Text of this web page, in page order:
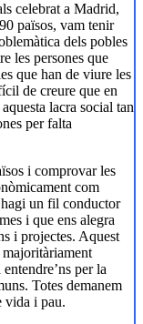
celebrat a Madrid,
països, vam tenir
dels pobles
les persones que
que han de viure les
de creure que en
lacra social tan
per falta
i comprovar les
com
un fil conductor
i que ens alegra
i projectes. Aquest
per la
Totes demanem
vida i pau.